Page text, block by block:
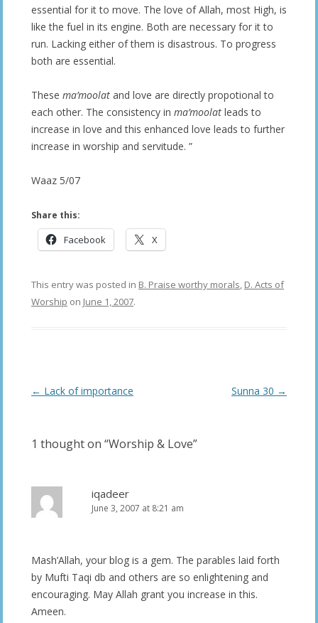
essential for it to move. The love of Allah, most High, is
like the fuel in its engine. Both are necessary for it to
run. Lacking either of them is disastrous. To progress
both are essential.
These ma’moolat and love are directly propotional to
each other. The consistency in ma’moolat leads to
increase in love and this enhanced love leads to further
increase in worship and servitude. ”
Waaz 5/07
Share this:
Facebook X
This entry was posted in B. Praise worthy morals, D. Acts of
Worship on June 1, 2007.
Post
← Lack of importance Sunna 30 →
1 thought on “Worship & Love”
iqadeer
June 3, 2007 at 8:21 am
Mash’Allah, your blog is a gem. The parables laid forth
by Mufti Taqi db and others are so enlightening and
encouraging. May Allah grant you increase in this.
Ameen.